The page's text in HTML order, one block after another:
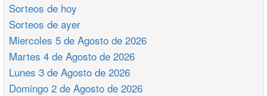
Sorteos de hoy
Sorteos de ayer
Miercoles 5 de Agosto de 2026
Martes 4 de Agosto de 2026
Lunes 3 de Agosto de 2026
Domingo 2 de Agosto de 2026